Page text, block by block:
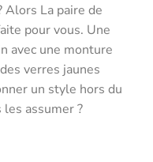
Alors La paire de
pour vous. Une
avec une monture
verres jaunes
un style hors du
assumer ?